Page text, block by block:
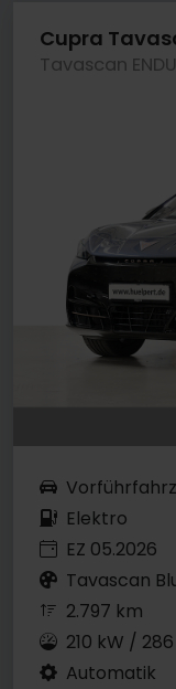
Cupra
Elektro
EZ 05.2026
Tavascan
2.797 km
210 kW / 286
Automatik